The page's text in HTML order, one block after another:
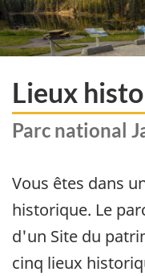
Lieux
Parc national
Vous êtes dans
historique. Le
d'un Site du
cinq lieux